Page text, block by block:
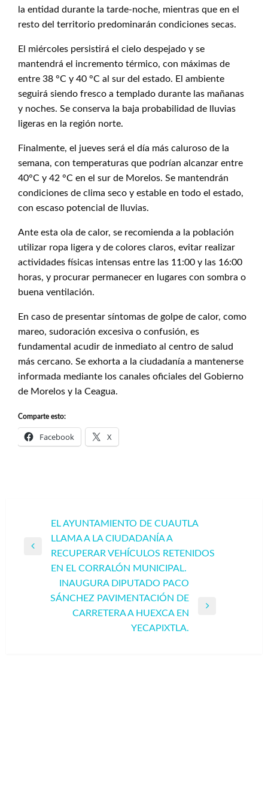
la entidad durante la tarde-noche, mientras que en el
resto del territorio predominarán condiciones secas.
El miércoles persistirá el cielo despejado y se
mantendrá el incremento térmico, con máximas de
entre 38 °C y 40 °C al sur del estado. El ambiente
seguirá siendo fresco a templado durante las mañanas
y noches. Se conserva la baja probabilidad de lluvias
ligeras en la región norte.
Finalmente, el jueves será el día más caluroso de la
semana, con temperaturas que podrían alcanzar entre
40°C y 42 °C en el sur de Morelos. Se mantendrán
condiciones de clima seco y estable en todo el estado,
con escaso potencial de lluvias.
Ante esta ola de calor, se recomienda a la población
utilizar ropa ligera y de colores claros, evitar realizar
actividades físicas intensas entre las 11:00 y las 16:00
horas, y procurar permanecer en lugares con sombra o
buena ventilación.
En caso de presentar síntomas de golpe de calor, como
mareo, sudoración excesiva o confusión, es
fundamental acudir de inmediato al centro de salud
más cercano. Se exhorta a la ciudadanía a mantenerse
informada mediante los canales oficiales del Gobierno
de Morelos y la Ceagua.
Comparte esto:
Facebook X
Navegación
de
entradas
Entrada
anterior
EL AYUNTAMIENTO DE CUAUTLA
LLAMA A LA CIUDADANÍA A
RECUPERAR VEHÍCULOS RETENIDOS
EN EL CORRALÓN MUNICIPAL.
INAUGURA DIPUTADO PACO
SÁNCHEZ PAVIMENTACIÓN DE
CARRETERA A HUEXCA EN
YECAPIXTLA.